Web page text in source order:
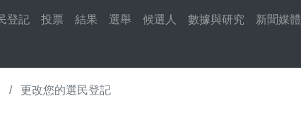
登記 投票 結果 選舉 候選人 數據與研究 新聞媒體
更改您的選民登記